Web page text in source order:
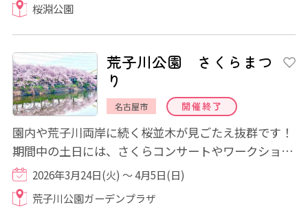
桜淵公園
荒子川公園 さくらまつ
り
名古屋市 開催終了
園内や荒子川両岸に続く桜並木が見ごたえ抜群です！
期間中の土日には、さくらコンサートやワークショッ
プ、キッチンカーの出店など大人から子ど...
2026年3月24日(火) ～ 4月5日(日)
荒子川公園ガーデンプラザ